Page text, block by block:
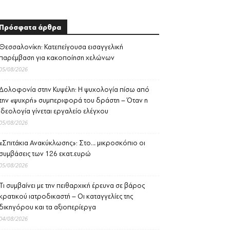
άρθρα
Κατεπείγουσα εισαγγελική
για κακοποίηση χελώνων
08/2026
στην Κυψέλη: Η ψυχολογία πίσω από
«ψυχρή» συμπεριφορά του δράστη – Όταν η
γίνεται εργαλείο ελέγχου
08/2026
Ανακύκλωσης»: Στο… μικροσκόπιο οι
των 126 εκατ.ευρώ
08/2026
συμβαίνει με την πειθαρχική έρευνα σε βάρος
ιατροδικαστή – Οι καταγγελίες της
και τα αξιοπερίεργα
08/2026